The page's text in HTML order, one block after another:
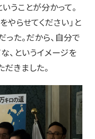
うことが分かって。
やらせてください」と
た。だから、自分で
、というイメージを
きました。